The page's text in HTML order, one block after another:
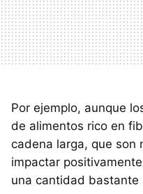
Por ejemplo, aunque
de alimentos rico en
cadena larga, que son
impactar
una cantidad bastante